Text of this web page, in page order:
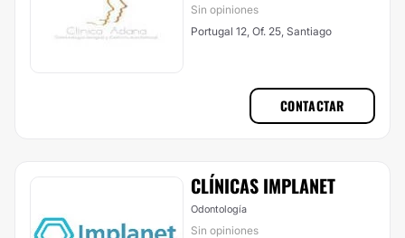
Sin opiniones
Portugal 12, Of. 25, Santiago
CONTACTAR
CLÍNICAS IMPLANET
Odontología
Sin opiniones